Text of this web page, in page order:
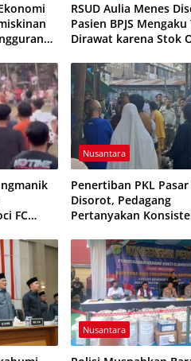
RSUD Aulia Menes
Pasien BPJS Mengaku
Dirawat karena Stok
FC
Nusantara
Penertiban PKL Pasar
Disorot, Pedagang
Pertanyakan
Pungutan
Nusantara